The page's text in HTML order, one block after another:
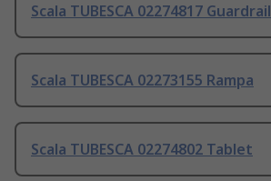
Scala TUBESCA 02274817 Guardrail
Scala TUBESCA 02273155 Rampa
Scala TUBESCA 02274802 Tablet